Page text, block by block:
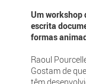
Um workshop
escrita
formas
Raoul
Gostam de